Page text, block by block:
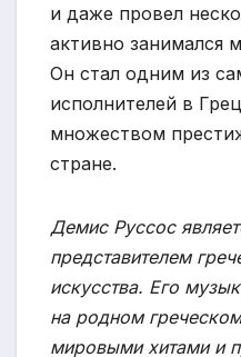
и даже провел
активно занимался
Он стал одним из
исполнителей в
множеством
стране.
Демис Руссос
представителем
искусства. Его
на родном
мировыми хитами и